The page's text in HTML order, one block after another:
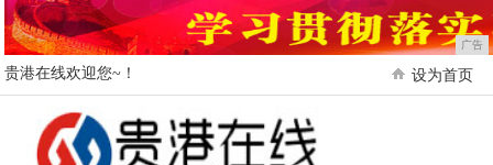
广告
贵港在线欢迎您~！ 设为首页